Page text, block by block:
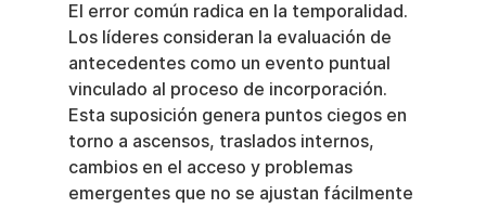
El error común radica en la temporalidad.
Los líderes consideran la evaluación de
antecedentes como un evento puntual
vinculado al proceso de incorporación.
Esta suposición genera puntos ciegos en
torno a ascensos, traslados internos,
cambios en el acceso y problemas
emergentes que no se ajustan fácilmente